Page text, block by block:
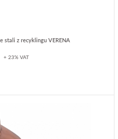
stali z recyklingu VERENA
+ 23% VAT